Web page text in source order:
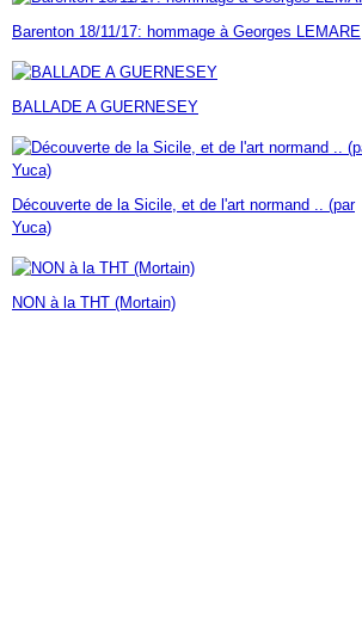
Janvier(7)
Février(9)
Janvier(18)
Mars(60)
Février(24)
Janvier(23)
Avril(14)
Mars (17)
Février(46)
Janvier (35)
Barenton 18/11/17: hommage à Georges LEMARE
BALLADE A GUERNESEY
Découverte de la Sicile, et de l'art normand .. (par
Yuca)
NON à la THT (Mortain)